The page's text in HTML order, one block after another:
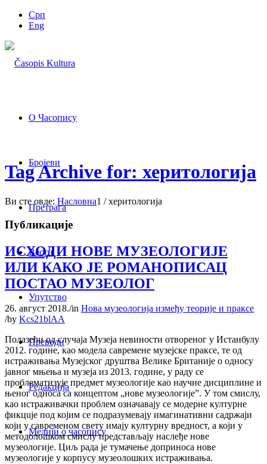
Срп
Eng
О Часопису
Бројеви
Претрага
Вести
Упутство
Преводи
Редакција
Медији о часопису
Tag Archive for: херитологија
Ви сте овде: Насловна1 / херитологија
Публикације
ИСХОДИ НОВЕ МУЗЕОЛОГИЈЕ
ИЛИ КАКО ЈЕ РОМАНОПИСАЦ
ПОСТАО МУЗЕОЛОГ
26. август 2018./in Нова музеологија између теорије и праксе
/by Kcs21blAA
Полазећи од случаја Музеја невиности отвореног у Истанбулу
2012. године, као модела савремене музејске праксе, те од
истраживања Музејског друштва Велике Британије о односу
јавног мњења и музеја из 2013. године, у раду се
проблематизује предмет музеологије као научне дисциплине и
њеног односа са концептом „нове музеологије”. У том смислу,
као истраживачки проблем означавају се модерне културне
фикцuје под којим се подразумевају имагинативни садржаји
који у савременом свету имају културну вредност, а који у
методолошком смислу представљају наслеђе нове
музеологије. Циљ рада је тумачење доприноса нове
музеологије у корпусу музеолошких истраживања.